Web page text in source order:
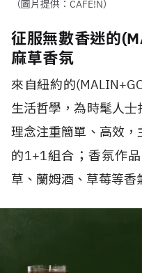
（圖片提供：CAFE!N）
征服無數香迷的
麻草香氛
來自紐約的
⽣活哲學，為時髦⼈
理念注重簡單、高效
的1+1 組合；香氛作
草、蘭姆酒、草莓等香